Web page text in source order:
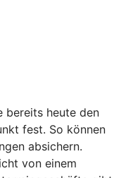
bereits heute den
fest. So können
absichern.
von einem